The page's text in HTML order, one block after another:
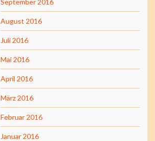
September 2016
August 2016
Juli 2016
Mai 2016
April 2016
März 2016
Februar 2016
Januar 2016